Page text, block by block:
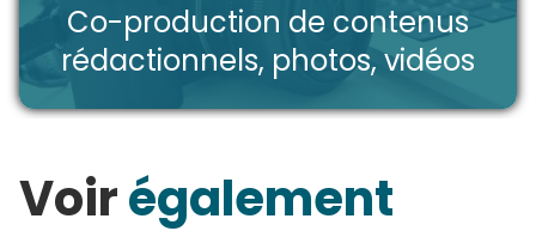
Co-production de contenus
rédactionnels, photos, vidéos
Voirégalement